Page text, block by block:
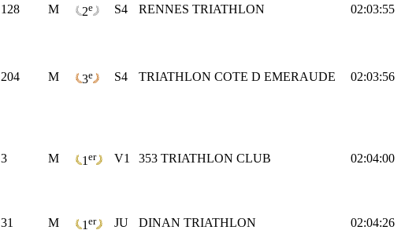
128 M 2e S4 RENNES TRIATHLON 02:03:55
204 M 3e S4 TRIATHLON COTE D EMERAUDE 02:03:56
3 M 1 er V1 353 TRIATHLON CLUB 02:04:00
31 M 1 er JU DINAN TRIATHLON 02:04:26